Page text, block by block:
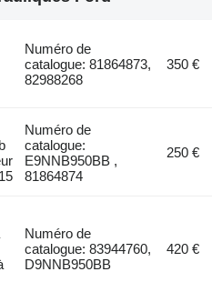
Numéro de
catalogue: 81864873,
82988268
350 €
Numéro de
catalogue:
E9NNB950BB ,
81864874
250 €
Numéro de
catalogue: 83944760,
D9NNB950BB
420 €